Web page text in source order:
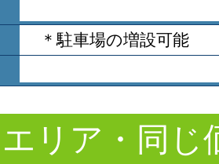
＊駐車場の増設可能
リア・同じ